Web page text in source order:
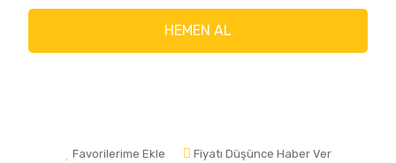
HEMEN AL
Favorilerime Ekle Fiyatı Düşünce Haber Ver